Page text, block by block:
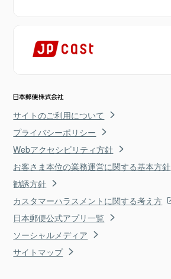
サイトのご利用について
プライバシーポリシー
Webアクセシビリティ方針
お客さま本位の業務運営に関する基本方針
勧誘方針
カスタマーハラスメントに関する考え方
日本郵便公式アプリ一覧
ソーシャルメディア
サイトマップ